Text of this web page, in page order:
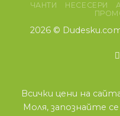
ЧАНТИ НЕСЕСЕРИ
2026 ©
Всички цени на
Моля, запознайте